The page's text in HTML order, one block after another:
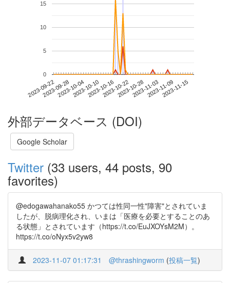
2023-09-222023-09-282023-10-042023-10-102023-10-162023-10-222023-10-282023-11-032023-11-092023-11-15
0
5
10
15
外部データベース (DOI)
Google Scholar
Twitter (33 users, 44 posts, 90
favorites)
@edogawahanako55 かつては性同一性"障害"とされていま
したが、脱病理化され、いまは「医療を必要とすることのあ
る状態」とされています（https://t.co/EuJXOYsM2M）。
https://t.co/oNyx5v2yw8
2023-11-07 01:17:31 @thrashingworm (投稿一覧)